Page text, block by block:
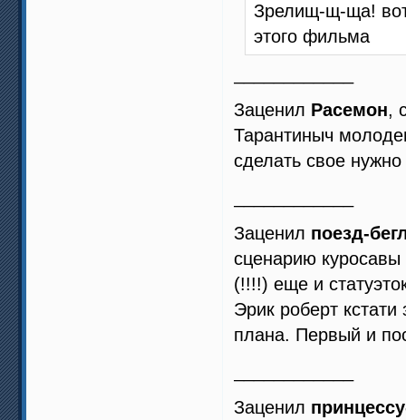
Зрелищ-щ-ща! вот
этого фильма
Заценил Расемон,
Тарантиныч
сделать свое
Заценил поезд-
сценарию
(!!!!) еще и
Эрик роберт
плана. Первый и
Заценил